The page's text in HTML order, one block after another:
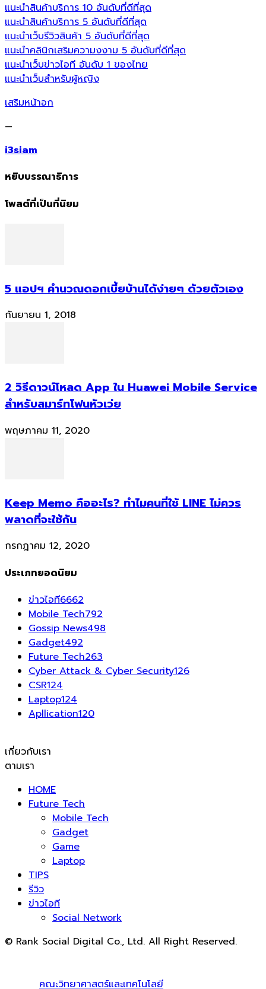
แนะนำสินค้าบริการ 10 อันดับที่ดีที่สุด
แนะนำสินค้าบริการ 5 อันดับที่ดีที่สุด
แนะนำเว็บรีวิวสินค้า 5 อันดับที่ดีที่สุด
แนะนำคลินิกเสริมความงงาม 5 อันดับที่ดีที่สุด
แนะนำเว็บข่าวไอที อันดับ 1 ของไทย
แนะนำเว็บสำหรับผู้หญิง
เสริมหน้าอก
—
i3siam
หยิบบรรณาธิการ
โพสต์ที่เป็นที่นิยม
5 แอปฯ คำนวณดอกเบี้ยบ้านได้ง่ายๆ ด้วยตัวเอง
กันยายน 1, 2018
2 วิธีดาวน์โหลด App ใน Huawei Mobile Service
สำหรับสมาร์ทโฟนหัวเว่ย
พฤษภาคม 11, 2020
Keep Memo คืออะไร? ทำไมคนที่ใช้ LINE ไม่ควร
พลาดที่จะใช้กัน
กรกฎาคม 12, 2020
ประเภทยอดนิยม
ข่าวไอที6662
Mobile Tech792
Gossip News498
Gadget492
Future Tech263
Cyber Attack & Cyber Security126
CSR124
Laptop124
Apllication120
เกี่ยวกับเรา
ตามเรา
HOME
Future Tech
Mobile Tech
Gadget
Game
Laptop
TIPS
รีวิว
ข่าวไอที
Social Network
© Rank Social Digital Co., Ltd. All Right Reserved.
คณะวิทยาศาสตร์และเทคโนโลยี